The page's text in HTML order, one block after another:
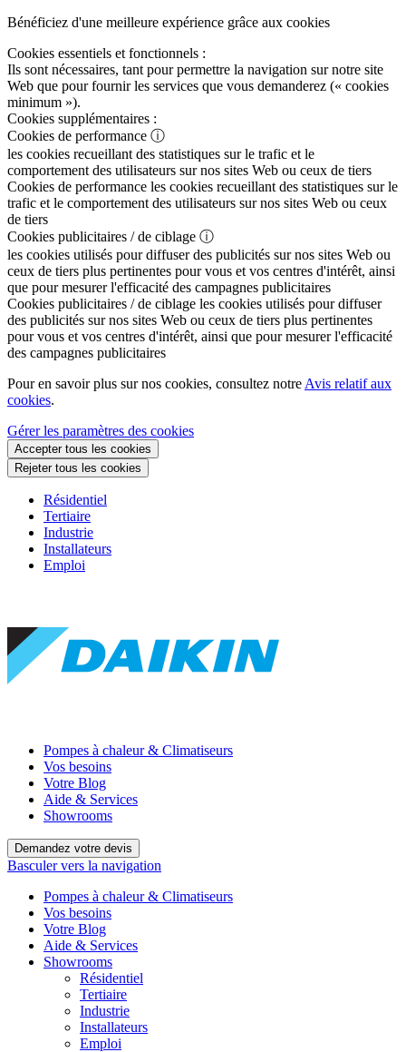
Bénéficiez d'une meilleure expérience grâce aux cookies
Cookies essentiels et fonctionnels :
Ils sont nécessaires, tant pour permettre la navigation sur notre site
Web que pour fournir les services que vous demanderez (« cookies
minimum »).
Cookies supplémentaires :
Cookies de performance ⓘ
les cookies recueillant des statistiques sur le trafic et le
comportement des utilisateurs sur nos sites Web ou ceux de tiers
Cookies de performance les cookies recueillant des statistiques sur le
trafic et le comportement des utilisateurs sur nos sites Web ou ceux
de tiers
Cookies publicitaires / de ciblage ⓘ
les cookies utilisés pour diffuser des publicités sur nos sites Web ou
ceux de tiers plus pertinentes pour vous et vos centres d'intérêt, ainsi
que pour mesurer l'efficacité des campagnes publicitaires
Cookies publicitaires / de ciblage les cookies utilisés pour diffuser
des publicités sur nos sites Web ou ceux de tiers plus pertinentes
pour vous et vos centres d'intérêt, ainsi que pour mesurer l'efficacité
des campagnes publicitaires
Pour en savoir plus sur nos cookies, consultez notre Avis relatif aux
cookies.
Gérer les paramètres des cookies
Accepter tous les cookies
Rejeter tous les cookies
Résidentiel
Tertiaire
Industrie
Installateurs
Emploi
Pompes à chaleur & Climatiseurs
Vos besoins
Votre Blog
Aide & Services
Showrooms
Demandez votre devis
Basculer vers la navigation
Pompes à chaleur & Climatiseurs
Vos besoins
Votre Blog
Aide & Services
Showrooms
Résidentiel
Tertiaire
Industrie
Installateurs
Emploi